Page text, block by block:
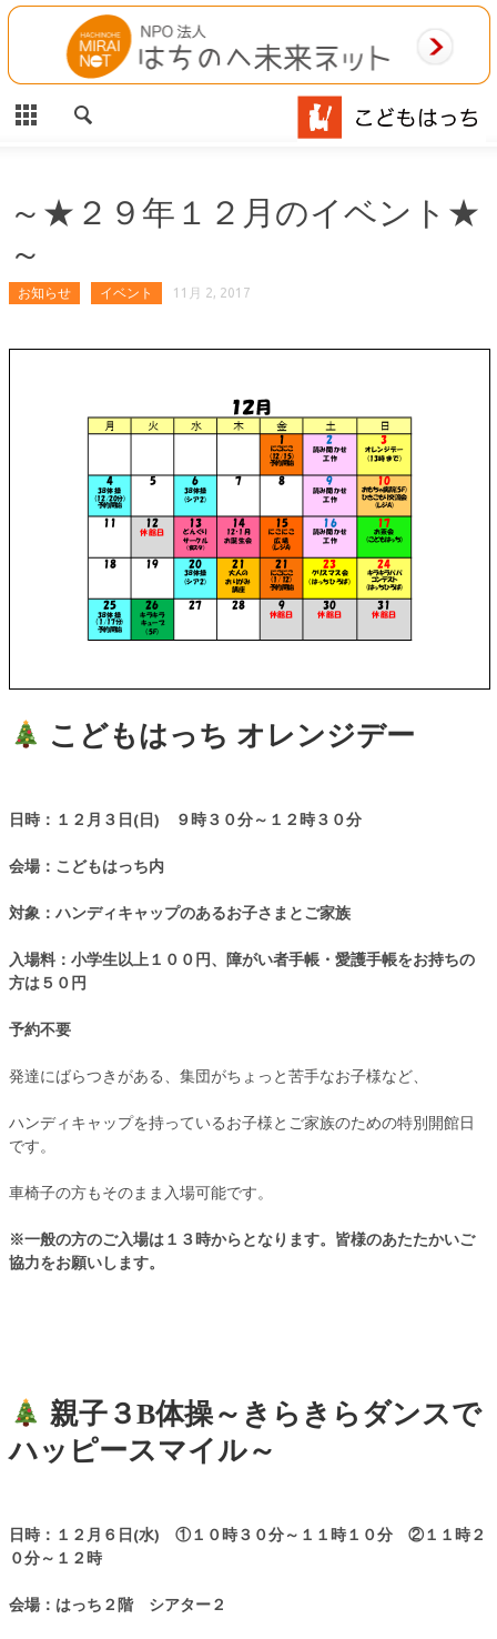
CLOSE
HOME
MAP
～★２９年１２月のイベント★
～
お知らせ イベント 11月 2, 2017
こどもはっち オレンジデー
日時：１２月３日(日) ９時３０分～１２時３０分
会場：こどもはっち内
対象：ハンディキャップのあるお子さまとご家族
入場料：小学生以上１００円、
障がい者手帳・愛護手帳をお持ちの
方は５０円
予約不要
発達にばらつきがある、集団がちょっと苦手なお子様など、
ハンディキャップを持っているお子様とご家族のための特別開館日
です。
車椅子の方もそのまま入場可能です。
※一般の方のご入場は１３時からとなります。皆様のあたたかいご
協力をお願いします。
親子３B体操～きらきらダンスで
ハッピースマイル～
日時：１２月６日(水) ①１０時３０分～１１時１０分 ②１１時２
０分～１２時
会場：はっち２階 シアター２